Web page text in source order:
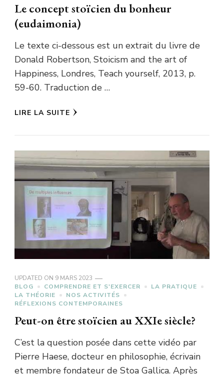
Le concept stoïcien du bonheur
(eudaimonia)
Le texte ci-dessous est un extrait du livre de
Donald Robertson, Stoicism and the art of
Happiness, Londres, Teach yourself, 2013, p.
59-60. Traduction de …
LIRE LA SUITE
UPDATED ON 9 MARS 2023
BLOG
COMPRENDRE ET S'EXERCER
LA PRATIQUE
LA THÉORIE
NOS ACTIVITÉS
RÉFLEXIONS CONTEMPORAINES
Peut-on être stoïcien au XXIe siècle?
C’est la question posée dans cette vidéo par
Pierre Haese, docteur en philosophie, écrivain
et membre fondateur de Stoa Gallica. Après